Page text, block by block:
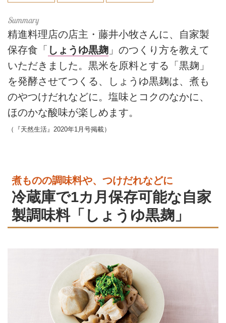
精進料理店の店主・藤井小牧さんに、自家製
保存食「 しょうゆ黒麹 」のつくり方を教えて
いただきました。黒米を原料とする「黒麹」
を発酵させてつくる、しょうゆ黒麹は、煮も
のやつけだれなどに。塩味とコクのなかに、
ほのかな酸味が楽しめます。
（『天然生活』2020年1月号掲載）
煮ものの調味料や、つけだれなどに
冷蔵庫で1カ月保存可能な自家
製調味料「しょうゆ黒麹」